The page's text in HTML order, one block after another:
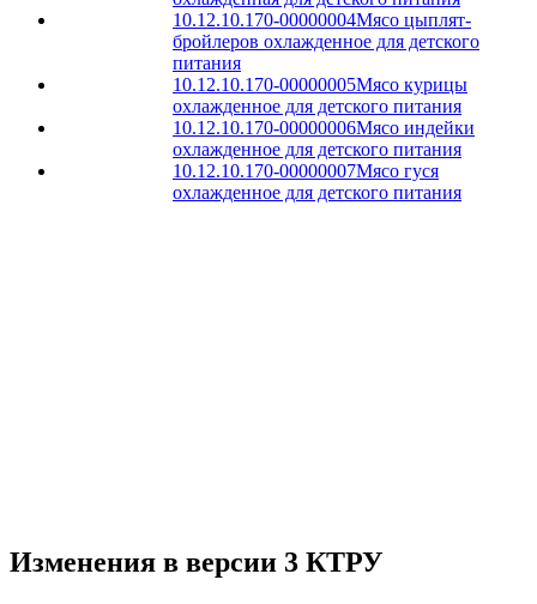
10.12.10.170-00000004Мясо цыплят-
бройлеров охлажденное для детского
питания
10.12.10.170-00000005Мясо курицы
охлажденное для детского питания
10.12.10.170-00000006Мясо индейки
охлажденное для детского питания
10.12.10.170-00000007Мясо гуся
охлажденное для детского питания
Изменения в версии 3 КТРУ